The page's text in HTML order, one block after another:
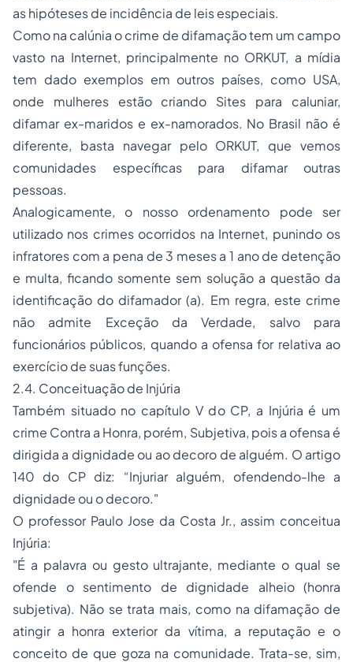
as hipóteses de incidência de leis especiais.
Como na calúnia o crime de difamação tem um campo
vasto na Internet, principalmente no ORKUT, a mídia
tem dado exemplos em outros países, como USA,
onde mulheres estão criando Sites para caluniar,
difamar ex-maridos e ex-namorados. No Brasil não é
diferente, basta navegar pelo ORKUT, que vemos
comunidades específicas para difamar outras
pessoas.
Analogicamente, o nosso ordenamento pode ser
utilizado nos crimes ocorridos na Internet, punindo os
infratores com a pena de 3 meses a 1 ano de detenção
e multa, ficando somente sem solução a questão da
identificação do difamador (a). Em regra, este crime
não admite Exceção da Verdade, salvo para
funcionários públicos, quando a ofensa for relativa ao
exercício de suas funções.
2.4. Conceituação de Injúria
Também situado no capítulo V do CP, a Injúria é um
crime Contra a Honra, porém, Subjetiva, pois a ofensa é
dirigida a dignidade ou ao decoro de alguém. O artigo
140 do CP diz: “Injuriar alguém, ofendendo-lhe a
dignidade ou o decoro."
O professor Paulo Jose da Costa Jr., assim conceitua
Injúria:
"É a palavra ou gesto ultrajante, mediante o qual se
ofende o sentimento de dignidade alheio (honra
subjetiva). Não se trata mais, como na difamação de
atingir a honra exterior da vítima, a reputação e o
conceito de que goza na comunidade. Trata-se, sim,